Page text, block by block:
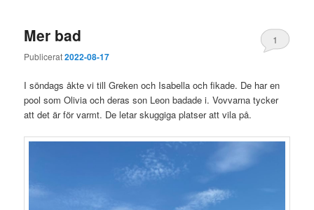
Mer bad
Publicerat2022-08-17
1
I söndags åkte vi till Greken och Isabella och fikade. De har en
pool som Olivia och deras son Leon badade i. Vovvarna tycker
att det är för varmt. De letar skuggiga platser att vila på.